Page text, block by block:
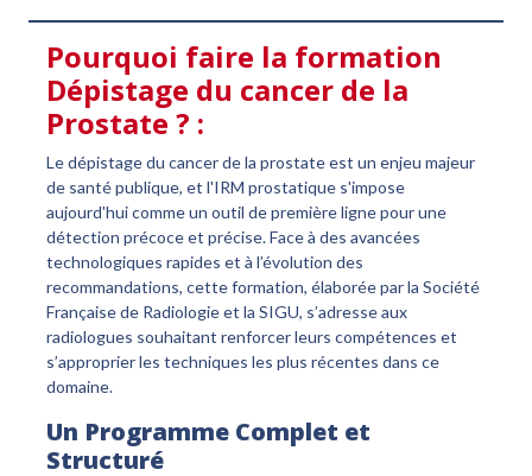
Pourquoi faire la formation
Dépistage du cancer de la
Prostate ? :
Le dépistage du cancer de la prostate est un enjeu majeur
de santé publique, et l'IRM prostatique s'impose
aujourd'hui comme un outil de première ligne pour une
détection précoce et précise. Face à des avancées
technologiques rapides et à l’évolution des
recommandations, cette formation, élaborée par la Société
Française de Radiologie et la SIGU, s’adresse aux
radiologues souhaitant renforcer leurs compétences et
s’approprier les techniques les plus récentes dans ce
domaine.
Un Programme Complet et
Structuré